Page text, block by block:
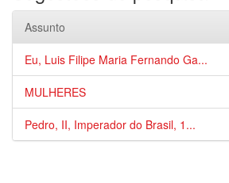
Assunto
Eu, Luis Filipe Maria Fernando Ga...
MULHERES
Pedro, II, Imperador do Brasil, 1...